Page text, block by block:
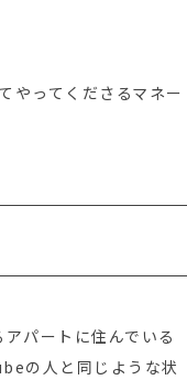
やってくださるマネー
パートに住んでいる
の人と同じような状